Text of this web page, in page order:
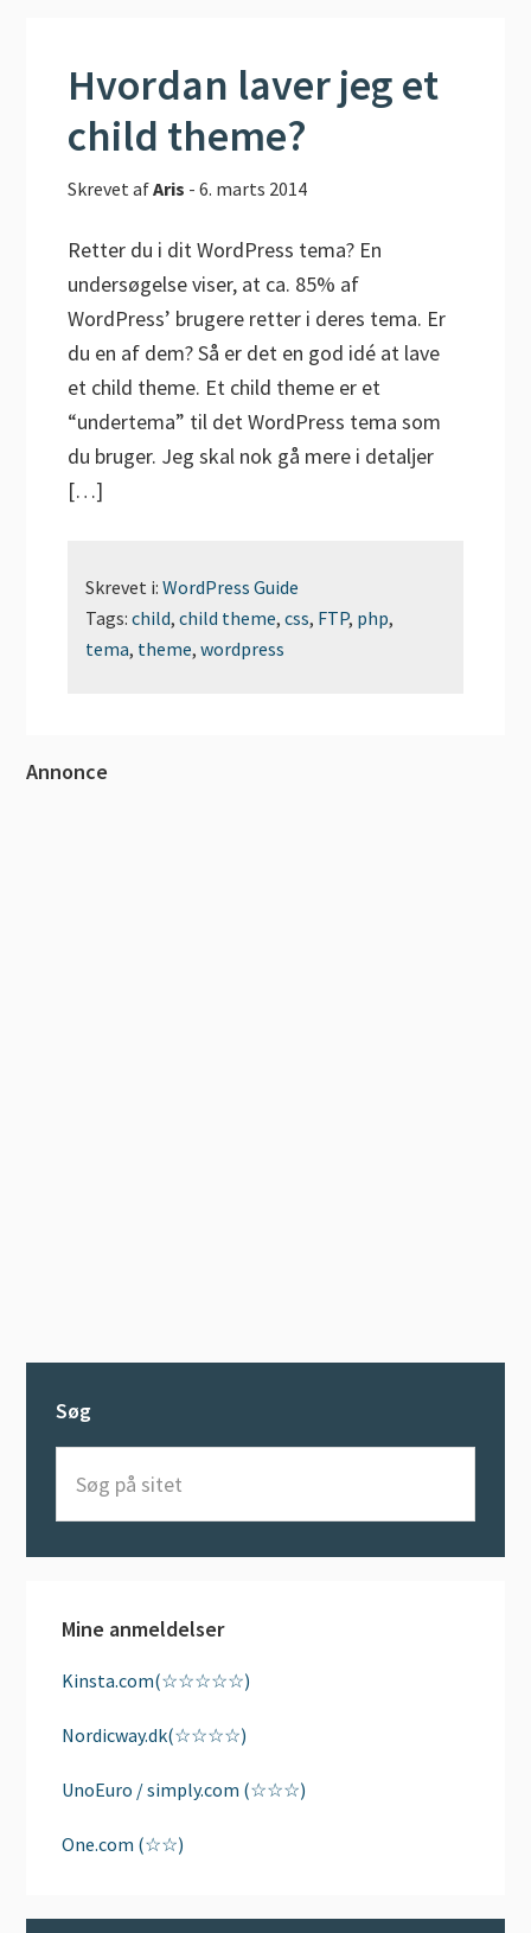
Hvordan laver jeg et
child theme?
Skrevet afAris -6. marts 2014
Retter du i dit WordPress tema? En
undersøgelse viser, at ca. 85% af
WordPress’ brugere retter i deres tema. Er
du en af dem? Så er det en god idé at lave
et child theme. Et child theme er et
“undertema” til det WordPress tema som
du bruger. Jeg skal nok gå mere i detaljer
[…]
Skrevet i:WordPress Guide
Tags:child,child theme,css, FTP, php,
tema, theme,wordpress
Primær
Annonce
Søg
sitet
Mine anmeldelser
Kinsta.com(☆☆☆☆☆)
Nordicway.dk(☆☆☆☆)
UnoEuro / simply.com (☆☆☆)
One.com (☆☆)